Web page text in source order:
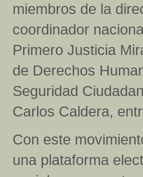
miembros de la
coordinador
Primero Justicia
de Derechos
Seguridad
Carlos Caldera,
Con este
una plataforma